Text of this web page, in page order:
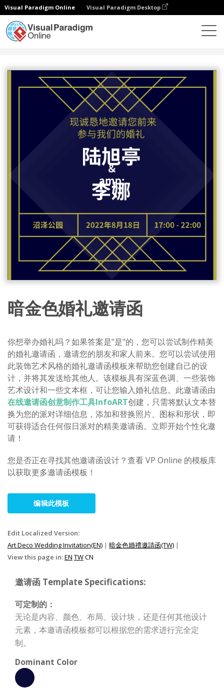
Visual Paradigm Online Visual Paradigm Desktop
暗金色婚礼邀请函
你想举办婚礼吗？如果答案是"是"的，您可以尝试制作精美
的婚礼邀请函，邀请您的朋友和家人前来。您可以尝试使用
此装饰艺术风格的婚礼邀请函模板来帮助您创建自己的设
计，并将其发送给其他人。该模板具有深蓝色调、一些装饰
艺术设计和一些文本框，可让您输入婚礼信息。此邀请函由
在线邀请函创意制作工具InfoART创建，只需将默认文本替
换为您的派对详细信息，添加和替换照片、图标和形状，即
可获得适合任何假日派对的精美邀请函。立即开始个性化邀
请！
您是否正在寻找其他邀请函设计？查看 VP Online 的模板库
以获取更多邀请函模板！
编辑此模板
Edit Localized Version:
Art Deco Wedding Invitation(EN) | 暗金色婚禮邀請函(TW) |
View this page in:EN TWCN
邀请函 Template Specifications:
可定制的：
无论是内容、颜色、布局、设计块，还是任何其他设计
元素，本邀请函模板都可以根据您的需求进行完全定
制。
Dominant Color